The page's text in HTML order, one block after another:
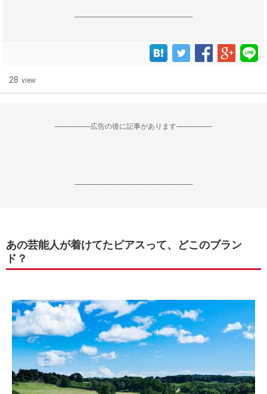
------------------------------------------------------------------
28 view
--------------------広告の後に記事があります--------------------
------------------------------------------------------------------
あの芸能人が着けてたピアスって、どこのブラン
ド？